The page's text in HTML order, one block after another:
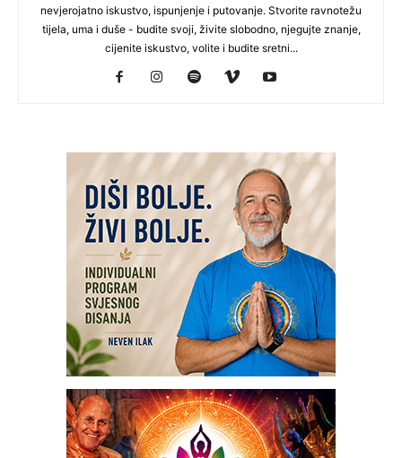
nevjerojatno iskustvo, ispunjenje i putovanje. Stvorite ravnotežu
tijela, uma i duše - budite svoji, živite slobodno, njegujte znanje,
cijenite iskustvo, volite i budite sretni...